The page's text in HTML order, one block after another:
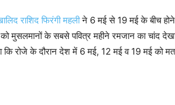
राशिद फिरंगी महलीने 6 मई से 19 मई के बीच होने
मुसलमानों के सबसे पवित्र महीने रमजान का चांद
रोजे के दौरान देश में 6 मई, 12 मई व 19 मई को